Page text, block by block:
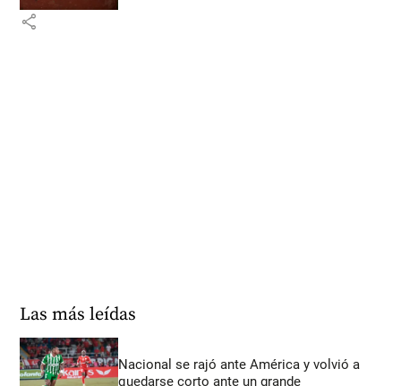
share
Las más leídas
Nacional se rajó ante América y volvió a
quedarse corto ante un grande